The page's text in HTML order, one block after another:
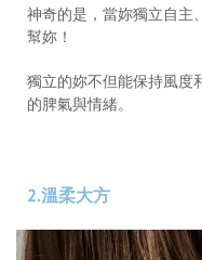
神奇的是，當妳獨立自主
幫妳！
獨立的妳不但能保持風度
的脾氣與情緒。
2.溫柔大方